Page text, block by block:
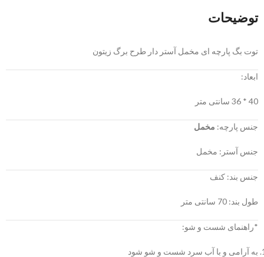
توضیحات
توت بگ پارچه ای مخمل آستر دار طرح برگ زیتون
ابعاد:
40 * 36 سانتی متر
جنس پارچه: مخمل
جنس آستر: مخمل
جنس بند: کنف
طول بند: 70 سانتی متر
*راهنمای شست و شو:
به آرامی و با آب سرد شست و شو شود